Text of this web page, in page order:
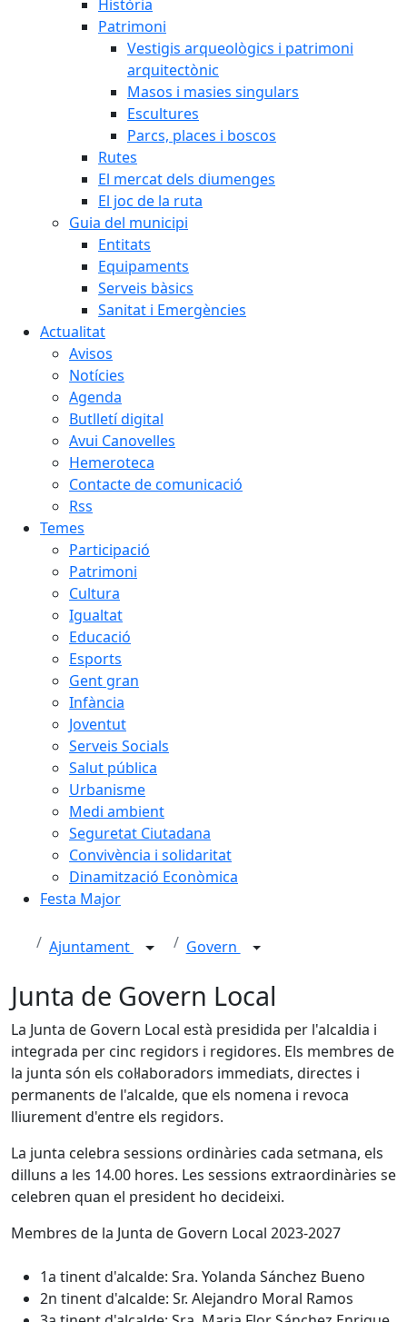
Història
Patrimoni
Vestigis arqueològics i patrimoni
arquitectònic
Masos i masies singulars
Escultures
Parcs, places i boscos
Rutes
El mercat dels diumenges
El joc de la ruta
Guia del municipi
Entitats
Equipaments
Serveis bàsics
Sanitat i Emergències
Actualitat
Avisos
Notícies
Agenda
Butlletí digital
Avui Canovelles
Hemeroteca
Contacte de comunicació
Rss
Temes
Participació
Patrimoni
Cultura
Igualtat
Educació
Esports
Gent gran
Infància
Joventut
Serveis Socials
Salut pública
Urbanisme
Medi ambient
Seguretat Ciutadana
Convivència i solidaritat
Dinamització Econòmica
Festa Major
Ajuntament Govern
Junta de Govern Local
La Junta de Govern Local està presidida per l'alcaldia i
integrada per cinc regidors i regidores. Els membres de
la junta són els col·laboradors immediats, directes i
permanents de l'alcalde, que els nomena i revoca
lliurement d'entre els regidors.
La junta celebra sessions ordinàries cada setmana, els
dilluns a les 14.00 hores. Les sessions extraordinàries se
celebren quan el president ho decideixi.
Membres de la Junta de Govern Local 2023-2027
1a tinent d'alcalde: Sra. Yolanda Sánchez Bueno
2n tinent d'alcalde: Sr. Alejandro Moral Ramos